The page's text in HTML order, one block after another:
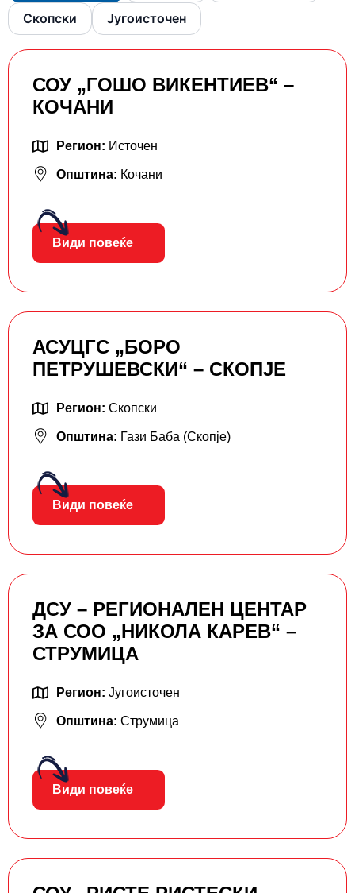
Скопски Југоисточен
СОУ „ГОШО ВИКЕНТИЕВ“ –
КОЧАНИ
Регион: Источен
Општина: Кочани
Види повеќе
АСУЦГС „БОРО
ПЕТРУШЕВСКИ“ – СКОПЈЕ
Регион: Скопски
Општина: Гази Баба (Скопје)
Види повеќе
ДСУ – РЕГИОНАЛЕН ЦЕНТАР
ЗА СОО „НИКОЛА КАРЕВ“ –
СТРУМИЦА
Регион: Југоисточен
Општина: Струмица
Види повеќе